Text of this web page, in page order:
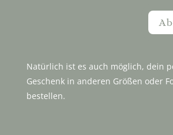
Natürlich ist es auch möglich, dein
Geschenk in anderen Größen oder
bestellen.